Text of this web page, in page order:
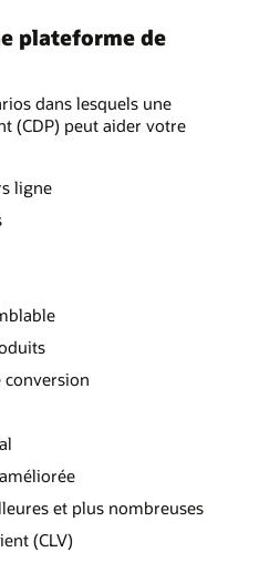
plateforme de
dans lesquels une
(CDP) peut aider votre
ligne
et plus nombreuses
(CLV)